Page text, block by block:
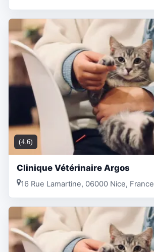
(4.6)
Clinique Vétérinaire Argos
16 Rue Lamartine, 06000 Nice, France